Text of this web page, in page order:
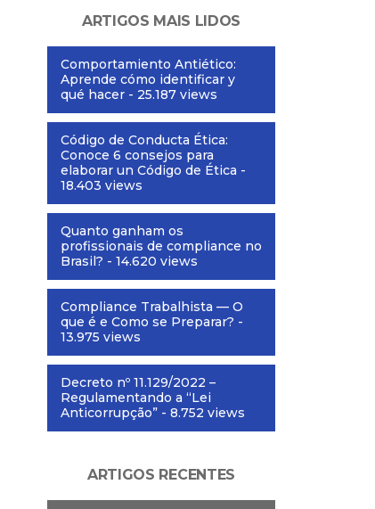
ARTIGOS MAIS LIDOS
Comportamiento Antiético:
Aprende cómo identificar y
qué hacer - 25.187 views
Código de Conducta Ética:
Conoce 6 consejos para
elaborar un Código de Ética -
18.403 views
Quanto ganham os
profissionais de compliance no
Brasil? - 14.620 views
Compliance Trabalhista — O
que é e Como se Preparar? -
13.975 views
Decreto nº 11.129/2022 –
Regulamentando a “Lei
Anticorrupção” - 8.752 views
ARTIGOS RECENTES